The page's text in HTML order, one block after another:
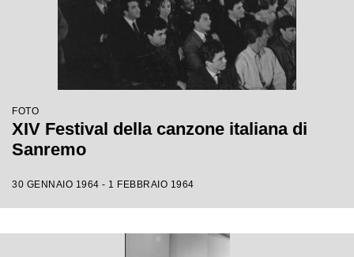
FOTO
XIV Festival della canzone italiana di
Sanremo
30 GENNAIO 1964 - 1 FEBBRAIO 1964